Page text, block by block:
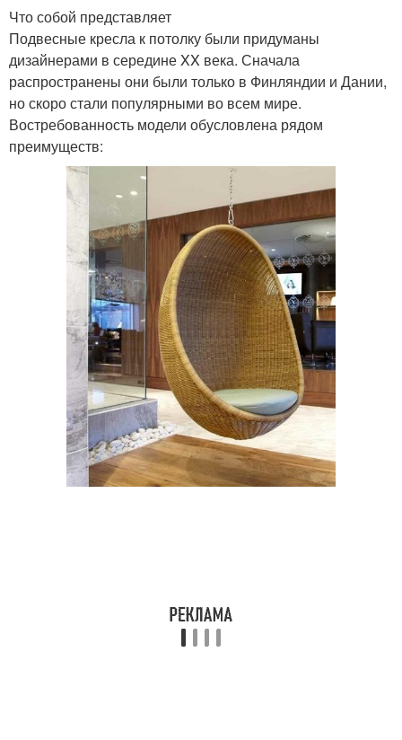
Что собой представляет
Подвесные кресла к потолку были придуманы
дизайнерами в середине XX века. Сначала
распространены они были только в Финляндии и Дании,
но скоро стали популярными во всем мире.
Востребованность модели обусловлена рядом
преимуществ: